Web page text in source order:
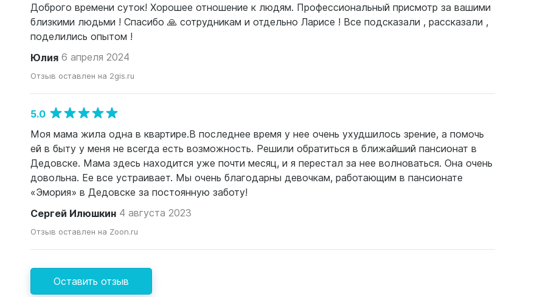
Доброго времени суток! Хорошее отношение к людям. Профессиональный присмотр за вашими
близкими людьми ! Спасибо 🙏 сотрудникам и отдельно Ларисе ! Все подсказали , рассказали ,
поделились опытом !
Юлия 6 апреля 2024
Отзыв оставлен на 2gis.ru
5.0
Моя мама жила одна в квартире.В последнее время у нее очень ухудшилось зрение, а помочь
ей в быту у меня не всегда есть возможность. Решили обратиться в ближайший пансионат в
Дедовске. Мама здесь находится уже почти месяц, и я перестал за нее волноваться. Она очень
довольна. Ее все устраивает. Мы очень благодарны девочкам, работающим в пансионате
«Эмория» в Дедовске за постоянную заботу!
Сергей Илюшкин 4 августа 2023
Отзыв оставлен на Zoon.ru
Оставить отзыв